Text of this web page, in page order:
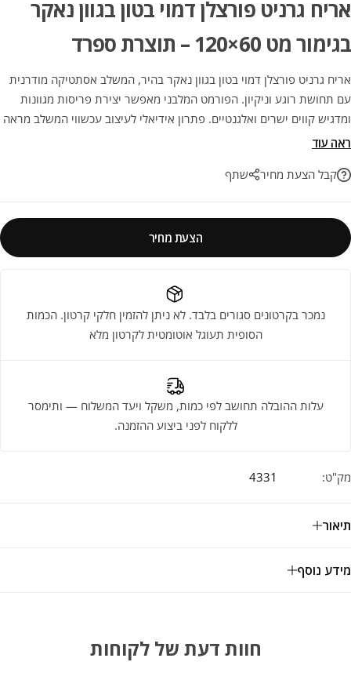
אריח גרניט פורצלן דמוי בטון בגוון נאקר
בגימור מט 60×120 – תוצרת ספרד
אריח גרניט פורצלן דמוי בטון בגוון נאקר בהיר, המשלב אסתטיקה מודרנית
עם תחושת רוגע וניקיון. הפורמט המלבני מאפשר יצירת פריסות מגוונות
ומדגיש קווים ישרים ואלגנטיים. פתרון אידיאלי לעיצוב עכשווי המשלב מראה
בטון מינימליסטי עם עמידות גבוהה ותחזוקה קלה
ראה עוד
קבל הצעת מחיר
שתף
הצעת מחיר
נמכר בקרטונים סגורים בלבד. לא ניתן להזמין חלקי קרטון. הכמות
הסופית תעוגל אוטומטית לקרטון מלא
עלות ההובלה תחושב לפי כמות, משקל ויעד המשלוח — ותימסר
ללקוח לפני ביצוע ההזמנה.
מק"ט: 4331
תיאור
מידע נוסף
חוות דעת של לקוחות